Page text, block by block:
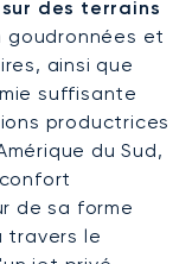
des terrains
goudronnées et
ainsi que
suffisante
productrices
du Sud,
de sa forme
travers le